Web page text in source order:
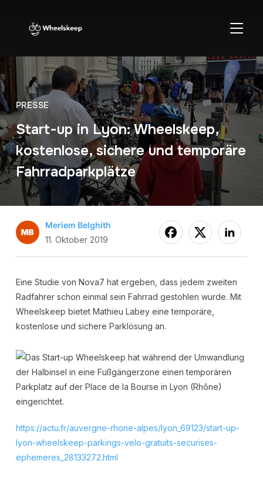
PRESSE
Start-up in Lyon: Wheelskeep,
kostenlose, sichere und temporäre
Fahrradparkplätze
Meriem Belghith
11. Oktober 2019
Eine Studie von Nova7 hat ergeben, dass jedem zweiten
Radfahrer schon einmal sein Fahrrad gestohlen wurde. Mit
Wheelskeep bietet Mathieu Labey eine temporäre,
kostenlose und sichere Parklösung an.
https://actu.fr/auvergne-rhone-alpes/lyon_69123/start-up-
lyon-wheelskeep-parkings-velo-gratuits-securises-
ephemeres_28133272.html